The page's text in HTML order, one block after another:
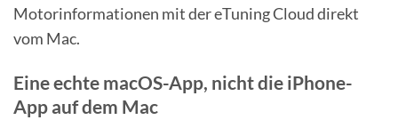
Motorinformationen mit der eTuning Cloud direkt
vom Mac.
Eine echte macOS-App, nicht die iPhone-
App auf dem Mac